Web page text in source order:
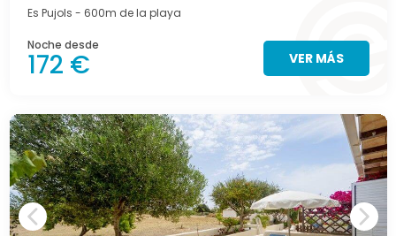
Es Pujols - 600m de la playa
Noche desde
172 € VER MÁS